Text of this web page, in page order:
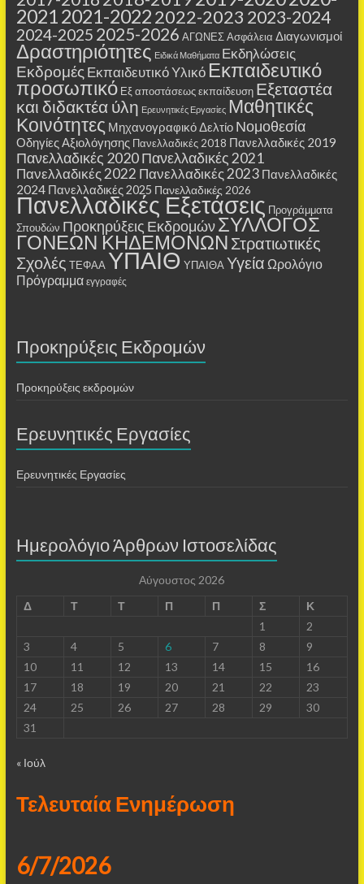
20212021-20222022-2023 2023-2024
2024-2025 2025-2026 ΑΓΩΝΕΣ Ασφάλεια Διαγωνισμοί
Δραστηριότητες Ειδικά Μαθήματα Εκδηλώσεις
Εκδρομές Εκπαιδευτικό Υλικό Εκπαιδευτικό
προσωπικό Εξ αποστάσεως εκπαίδευση Εξεταστέα
και διδακτέα ύλη Ερευνητικές Εργασίες Μαθητικές
Κοινότητες Μηχανογραφικό Δελτίο Νομοθεσία
Οδηγίες Αξιολόγησης Πανελλαδικές 2018 Πανελλαδικές 2019
Πανελλαδικές 2020 Πανελλαδικές 2021
Πανελλαδικές 2022 Πανελλαδικές 2023 Πανελλαδικές
2024 Πανελλαδικές 2025 Πανελλαδικές 2026
Πανελλαδικές Εξετάσεις Προγράμματα
Σπουδών Προκηρύξεις ΕκδρομώνΣΥΛΛΟΓΟΣ
ΓΟΝΕΩΝ ΚΗΔΕΜΟΝΩΝ Στρατιωτικές
Σχολές ΤΕΦΑΑ ΥΠΑΙΘ ΥΠΑΙΘΑ Υγεία Ωρολόγιο
Πρόγραμμα εγγραφές
Προκηρύξεις Εκδρομών
Προκηρύξεις εκδρομών
Ερευνητικές Εργασίες
Ερευνητικές Εργασίες
Ημερολόγιο Άρθρων Ιστοσελίδας
Αύγουστος 2026
Δ
Τ Τ Π Π Σ
Κ
1
2
3
4 5 6 7 8
9
10
11 12 13 14 15
16
17
18 19 20 21 22
23
24
25 26 27 28 29
30
31
« Ιούλ
Τελευταία Ενημέρωση
6/7/2026